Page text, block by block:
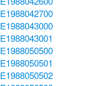
E1988042700
E1988043000
E1988043001
E1988050500
E1988050501
E1988050502